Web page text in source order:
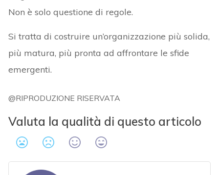
Non è solo questione di regole.
Si tratta di costruire un’organizzazione più solida,
più matura, più pronta ad affrontare le sfide
emergenti.
@RIPRODUZIONE RISERVATA
Valuta la qualità di questo articolo